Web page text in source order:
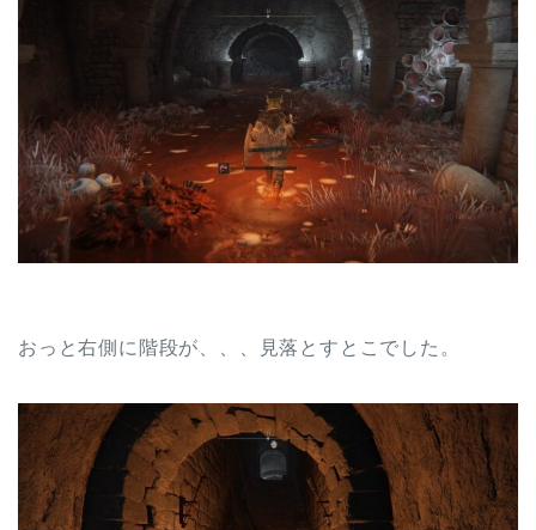
おっと右側に階段が、、、見落とすとこでした。